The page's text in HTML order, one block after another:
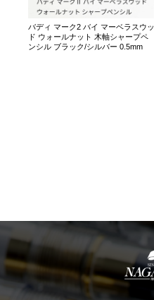
バディ マーク2 バイ マーベラスウッ
ド ウォールナット 木軸シャープペ
ンシル ブラック/シルバー 0.5mm